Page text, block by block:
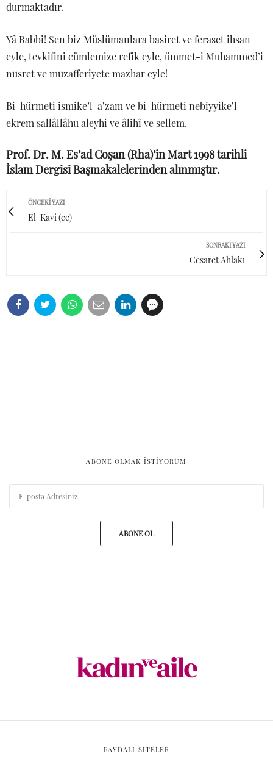
durmaktadır.
Yâ Rabbi! Sen biz Müslümanlara basiret ve feraset ihsan
eyle, tevkifini cümlemize refik eyle, ümmet-i Muhammed’i
nusret ve muzafferiyete mazhar eyle!
Bi-hürmeti ismike’l-a’zam ve bi-hürmeti nebiyyike’l-
ekrem sallâllâhu aleyhi ve âlihî ve sellem.
Prof. Dr. M. Es’ad Coşan (Rha)’in Mart 1998 tarihli
İslam Dergisi Başmakalelerinden alınmıştır.
ÖNCEKI YAZI
El-Kavi (cc)
SONRAKI YAZI
Cesaret Ahlakı
ABONE OLMAK ISTIYORUM
ABONE OL
FAYDALI SİTELER